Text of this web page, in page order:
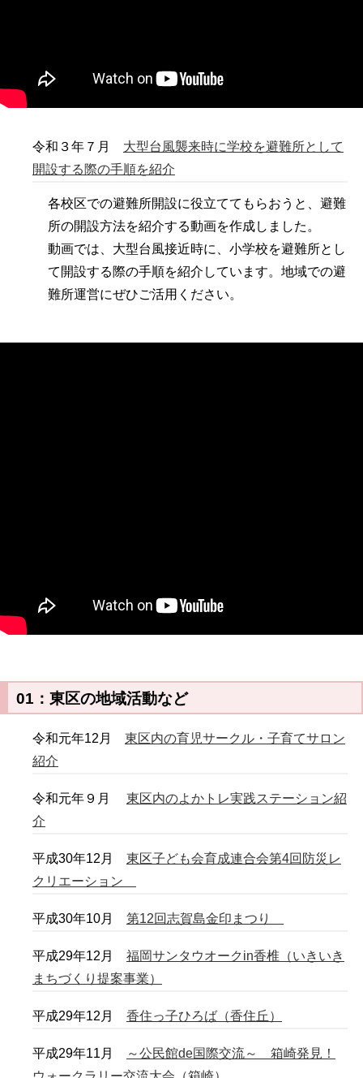
令和３年７月 大型台風襲来時に学校を避難所として
開設する際の手順を紹介
各校区での避難所開設に役立ててもらおうと、避難
所の開設方法を紹介する動画を作成しました。
動画では、大型台風接近時に、小学校を避難所とし
て開設する際の手順を紹介しています。地域での避
難所運営にぜひご活用ください。
01：東区の地域活動など
令和元年12月 東区内の育児サークル・子育てサロン
紹介
令和元年９月 東区内のよかトレ実践ステーション紹
介
平成30年12月 東区子ども会育成連合会第4回防災レ
クリエーション
平成30年10月 第12回志賀島金印まつり
平成29年12月 福岡サンタウオークin香椎（いきいき
まちづくり提案事業）
平成29年12月 香住っ子ひろば（香住丘）
平成29年11月
～公民館de国際交流～ 箱崎発見！